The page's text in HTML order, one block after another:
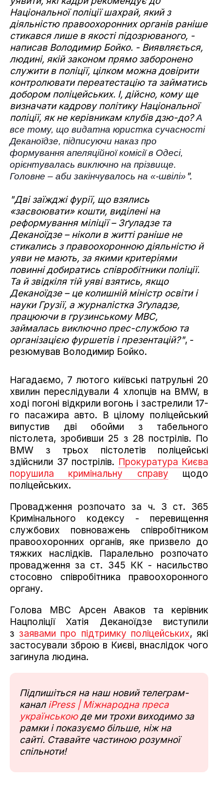
Національної поліції шахрай, який з
діяльністю правоохоронних органів раніше
стикався лише в якості підозрюваного, -
написав Володимир Бойко. - Виявляється,
людині, якій законом прямо заборонено
служити в поліції, цілком можна довірити
контролювати переатестацію та займатись
добором поліцейських. І, дійсно, кому ще
визначати кадрову політику Національної
поліції, як не керівникам клубів дзю-до?А
все тому, що видатна юристка сучасності
Деканоїдзе, підписуючи наказ про
формування апеляційної комісії в Одесі,
орієнтувалась виключно на прізвище.
Головне – аби закінчувалось на «-швілі» ".
"Дві заїжджі фурії, що взялись
«засвоювати» кошти, виділені на
реформування міліції – Зґуладзе та
Деканоїдзе – ніколи в житті раніше не
стикались з правоохоронною діяльністю й
уяви не мають, за якими критеріями
повинні добиратись співробітники поліції.
Та й звідкіля тій уяві взятись, якщо
Деканоїдзе – це колишній міністр освіти і
науки Грузії, а журналістка Зґуладзе,
працюючи в грузинському МВС,
займалась виключно прес-службою та
організацією фуршетів і презентацій?", -
резюмував Володимир Бойко.
Нагадаємо, 7 лютого київські патрульні 20
хвилин переслідували 4 хлопців на BMW, в
ході погоні відкрили вогонь і застрелили 17-
го пасажира авто. В цілому поліцейський
випустив дві обойми з табельного
пістолета, зробивши 25 з 28 пострілів. По
BMW з трьох пістолетів поліцейські
здійснили 37 пострілів. Прокуратура Києва
порушила кримінальну справу щодо
поліцейських.
Провадження розпочато за ч. 3 ст. 365
Кримінального кодексу - перевищення
службових повноважень співробітником
правоохоронних органів, яке призвело до
тяжких наслідків. Паралельно розпочато
провадження за ст. 345 КК - насильство
стосовно співробітника правоохоронного
органу.
Голова МВС Арсен Аваков та керівник
Нацполіції Хатія Деканоїдзе виступили
з заявами про підтримку поліцейських, які
застосували зброю в Києві, внаслідок чого
загинула людина.
Підпишіться на наш новий телеграм-
канал iPress | Міжнародна преса
українськоюде ми трохи виходимо за
рамки і показуємо більше, ніж на
сайті. Ставайте частиною розумної
спільноти!